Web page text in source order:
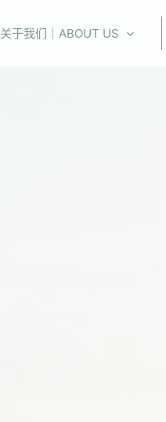
关于我们｜ABOUT US